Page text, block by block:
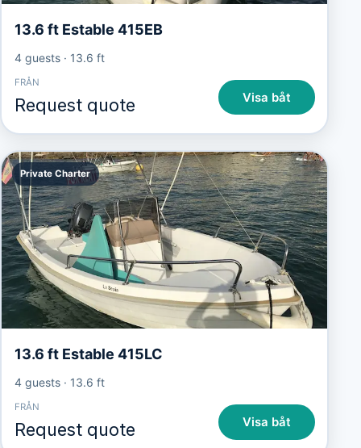
13.6 ft Estable 415EB
4 guests· 13.6 ft
FRÅN
Request quote Visa båt
Private Charter
13.6 ft Estable 415LC
4 guests· 13.6 ft
FRÅN
Request quote Visa båt